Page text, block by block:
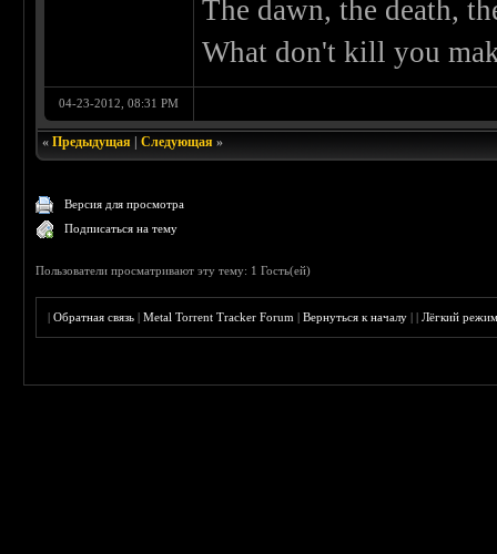
The dawn, the death,
What don't kill you
04-23-2012, 08:31 PM
«Предыдущая |Следующая »
Версия для просмотра
Подписаться на тему
Пользователи просматривают эту тему: 1 Гость(ей)
|Обратная связь |Metal Torrent Tracker Forum |Вернуться к началу ||Лёгкий